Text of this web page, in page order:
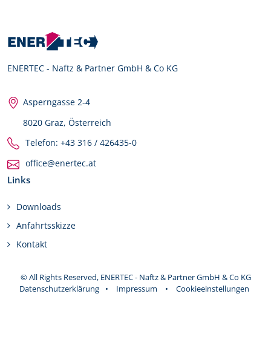
ENERTEC - Naftz & Partner GmbH & Co KG
Asperngasse 2-4
8020 Graz, Österreich
Telefon: +43 316 / 426435-0
office@enertec.at
Links
Downloads
Anfahrtsskizze
Kontakt
© All Rights Reserved, ENERTEC - Naftz & Partner GmbH & Co KG
Datenschutzerklärung
• Impressum • Cookieeinstellungen